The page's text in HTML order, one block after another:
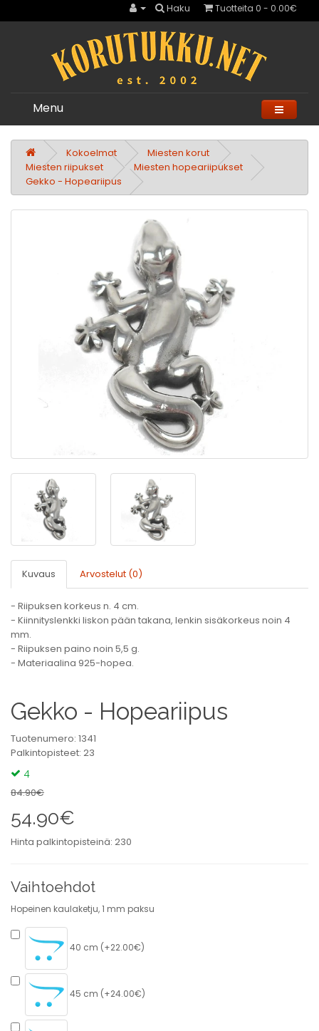
Haku Tuotteita 0 - 0.00€
Menu
Kokoelmat
Miesten korut
Miesten riipukset
Miesten hopeariipukset
Gekko - Hopeariipus
Kuvaus Arvostelut (0)
- Riipuksen korkeus n. 4 cm.
- Kiinnityslenkki liskon pään takana, lenkin sisäkorkeus noin 4
mm.
- Riipuksen paino noin 5,5 g.
- Materiaalina 925-hopea.
Gekko - Hopeariipus
Tuotenumero: 1341
Palkintopisteet: 23
4
84.90€
54.90€
Hinta palkintopisteinä: 230
Vaihtoehdot
Hopeinen kaulaketju, 1 mm paksu
40 cm (+22.00€)
45 cm (+24.00€)